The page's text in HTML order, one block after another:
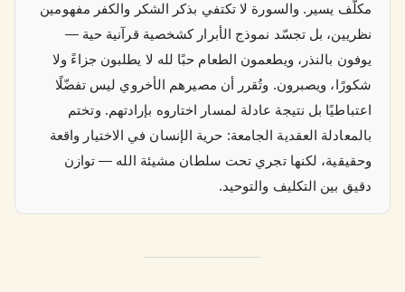
مكلَّف يسير. والسورة لا تكتفي بذكر الشكر والكفر مفهومين
نظريين، بل تجسّد نموذج الأبرار كشخصية قرآنية حية —
يوفون بالنذر، ويطعمون الطعام حبًا لله لا يطلبون جزاءً ولا
شكورًا، ويصبرون. وتُقرر أن مصيرهم الأخروي ليس تفضّلًا
اعتباطيًا بل نتيجة عادلة لمسار اختاروه بإرادتهم. وتختم
بالمعادلة العقدية الجامعة: حرية الإنسان في الاختيار واقعة
وحقيقية، لكنها تجري تحت سلطان مشيئة الله — توازن
دقيق بين التكليف والتوحيد.